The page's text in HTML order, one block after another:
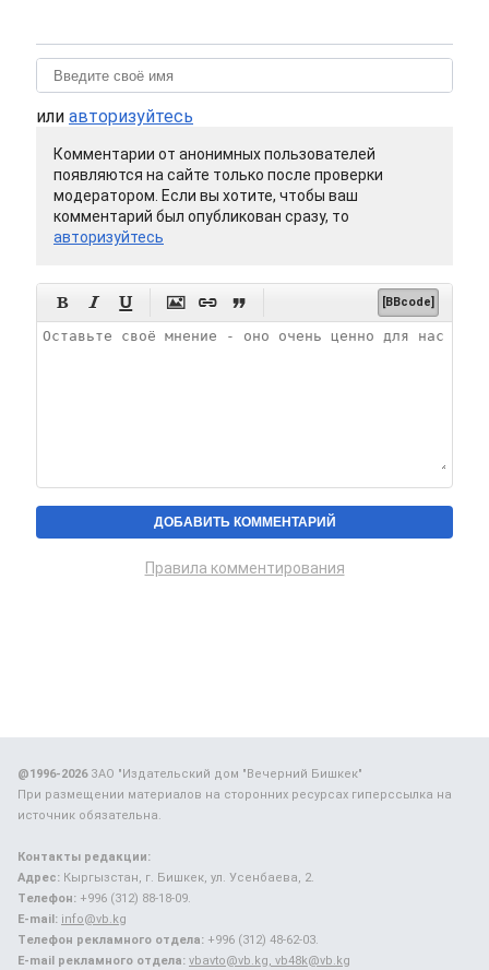
или авторизуйтесь
Комментарии от анонимных пользователей
появляются на сайте только после проверки
модератором. Если вы хотите, чтобы ваш
комментарий был опубликован сразу, то
авторизуйтесь
      [BBcode]
Правила комментирования
@1996-2026ЗАО "Издательский дом "Вечерний Бишкек"
При размещении материалов на сторонних ресурсах гиперссылка на
источник обязательна.
Контакты редакции:
Адрес: Кыргызстан, г. Бишкек, ул. Усенбаева, 2.
Телефон: +996 (312) 88-18-09.
E-mail: info@vb.kg
Телефон рекламного отдела: +996 (312) 48-62-03.
E-mail рекламного отдела: vbavto@vb.kg, vb48k@vb.kg